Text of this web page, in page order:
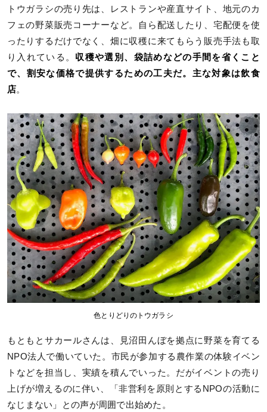
トウガラシの売り先は、レストランや産直サイト、地元のカ
フェの野菜販売コーナーなど。自ら配送したり、宅配便を使
ったりするだけでなく、畑に収穫に来てもらう販売手法も取
り入れている。 収穫や選別、袋詰めなどの手間を省くこと
で、割安な価格で提供するための工夫だ。主な対象は飲食
店。
色とりどりのトウガラシ
もともとサカールさんは、見沼田んぼを拠点に野菜を育てる
NPO法人で働いていた。市民が参加する農作業の体験イベン
トなどを担当し、実績を積んでいった。だがイベントの売り
上げが増えるのに伴い、「非営利を原則とするNPOの活動に
なじまない」との声が周囲で出始めた。